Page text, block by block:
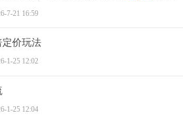
7-21 16:59
定价玩法
1-25 12:02
1-25 12:04